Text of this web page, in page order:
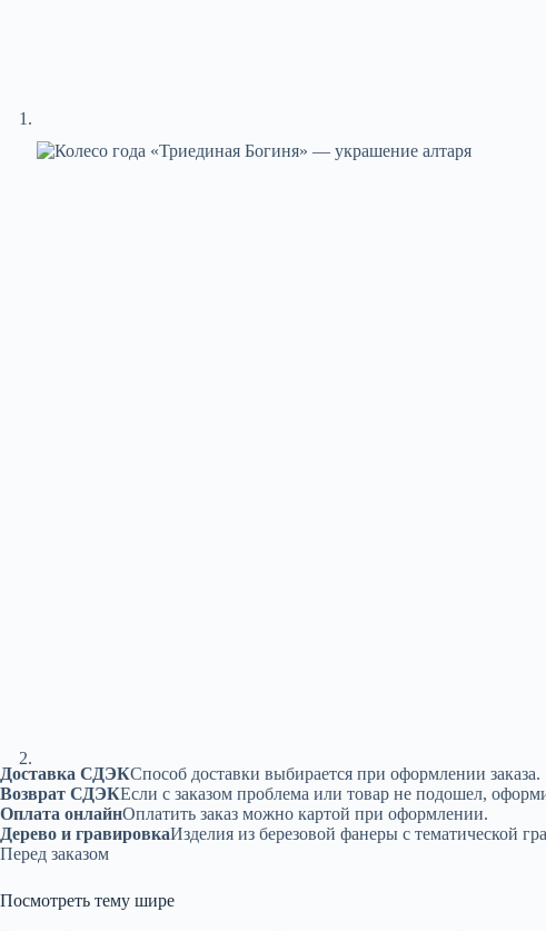
Доставка СДЭКСпособ доставки выбирается при оформлении заказа.
Возврат СДЭКЕсли с заказом проблема или товар не подошел,
Оплата онлайнОплатить заказ можно картой при оформлении.
Дерево и гравировкаИзделия из березовой фанеры с тематической
Перед заказом
Посмотреть тему шире